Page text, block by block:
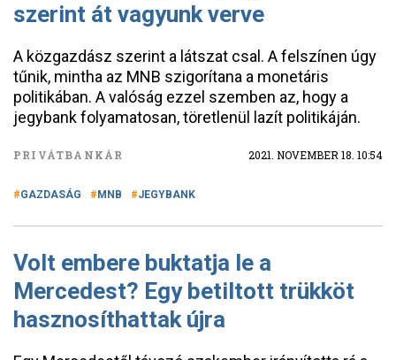
szerint át vagyunk verve
A közgazdász szerint a látszat csal. A felszínen úgy
tűnik, mintha az MNB szigorítana a monetáris
politikában. A valóság ezzel szemben az, hogy a
jegybank folyamatosan, töretlenül lazít politikáján.
PRIVÁTBANKÁR 2021. NOVEMBER 18. 10:54
GAZDASÁG MNB JEGYBANK
Volt embere buktatja le a
Mercedest? Egy betiltott trükköt
hasznosíthattak újra